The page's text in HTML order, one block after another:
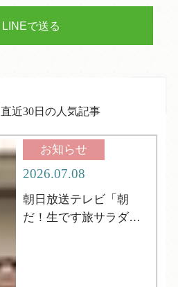
LINEで送る
直近30日の人気記事
お知らせ
2026.07.08
朝日放送テレビ「朝
だ！生です旅サラダ」